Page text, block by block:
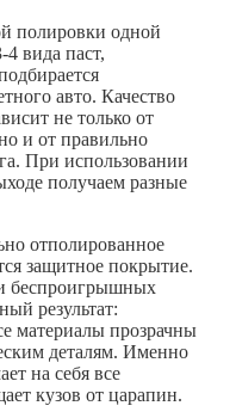
полировки одной
4 вида паст,
авто. Качество
не только от
и от правильно
При использовании
получаем разные
отполированное
защитное покрытие.
беспроигрышных
результат:
материалы прозрачны
деталям. Именно
на себя все
кузов от царапин.